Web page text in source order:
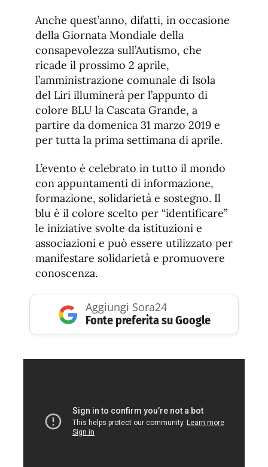
Anche quest’anno, difatti, in occasione
della Giornata Mondiale della
consapevolezza sull’Autismo, che
ricade il prossimo 2 aprile,
l’amministrazione comunale di Isola
del Liri illuminerà per l’appunto di
colore BLU la Cascata Grande, a
partire da domenica 31 marzo 2019 e
per tutta la prima settimana di aprile.
L’evento è celebrato in tutto il mondo
con appuntamenti di informazione,
formazione, solidarietà e sostegno. Il
blu è il colore scelto per “identificare”
le iniziative svolte da istituzioni e
associazioni e può essere utilizzato per
manifestare solidarietà e promuovere
conoscenza.
Aggiungi Sora24
Fonte preferita su Google